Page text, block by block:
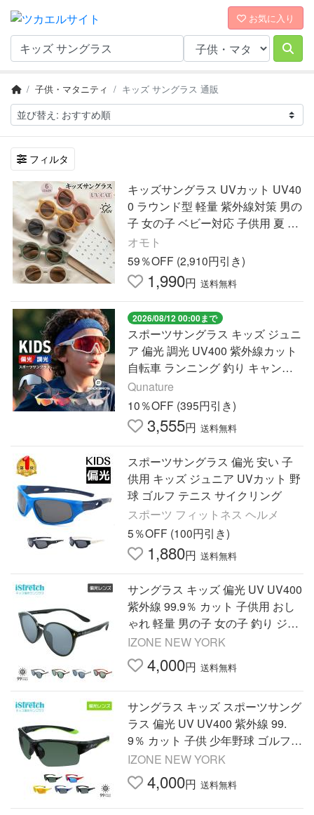
お気に入り
子供・マタニティ キッズ サングラス 通販
フィルタ
キッズサングラス UVカット UV40
0 ラウンド型 軽量 紫外線対策 男の
子 女の子 ベビー対応 子供用 夏 レ
ジャー 旅行 海 外遊び シンプル
オモト
59％OFF (2,910円引き)
1,990円 送料無料
2026/08/12 00:00まで
スポーツサングラス キッズ ジュニ
ア 偏光 調光 UV400 紫外線カット
自転車 ランニング 釣り キャンプ
サイクリング アウトドア Qunature
Qunature
10％OFF (395円引き)
3,555円 送料無料
スポーツサングラス 偏光 安い 子
供用 キッズ ジュニア UVカット 野
球 ゴルフ テニス サイクリング
スポーツ フィットネス ヘルメ
5％OFF (100円引き)
1,880円 送料無料
サングラス キッズ 偏光 UV UV400
紫外線 99.9％ カット 子供用 おし
ゃれ 軽量 男の子 女の子 釣り ジュ
ニア IZONE NEW YORK iStretch P
710 爆買
IZONE NEW YORK
4,000円 送料無料
サングラス キッズ スポーツサング
ラス 偏光 UV UV400 紫外線 99.
9％ カット 子供 少年野球 ゴルフ
ジュニア 軽量 釣り IZONE NEW Y
ORK iStretch P707 爆買
IZONE NEW YORK
4,000円 送料無料